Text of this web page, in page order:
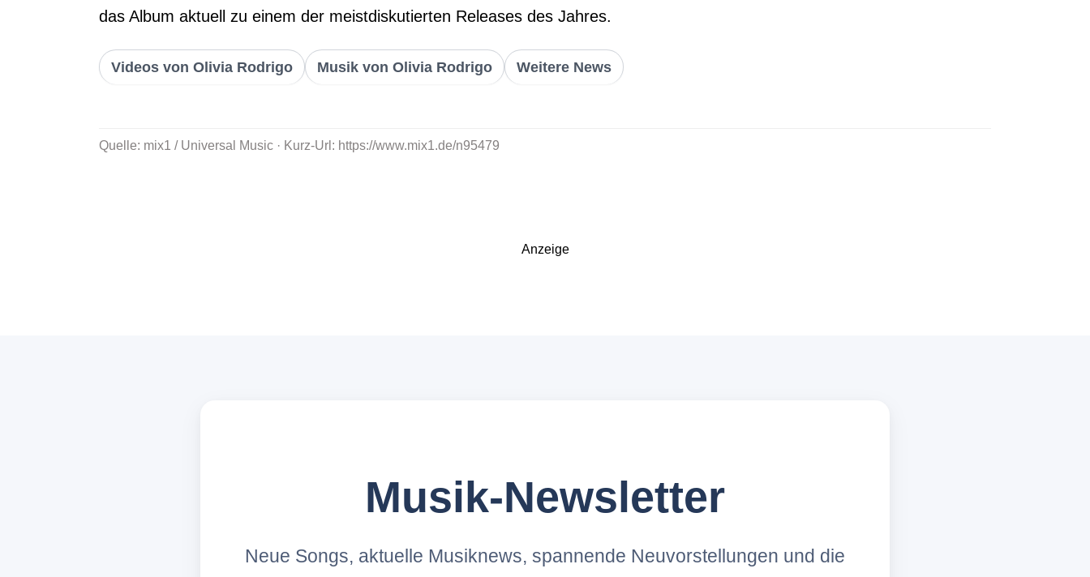
das Album aktuell zu einem der meistdiskutierten Releases des Jahres.
Videos von Olivia Rodrigo Musik von Olivia Rodrigo Weitere News
Quelle: mix1 / Universal Music · Kurz-Url: https://www.mix1.de/n95479
Anzeige
Musik-Newsletter
Neue Songs, aktuelle Musiknews, spannende Neuvorstellungen und die